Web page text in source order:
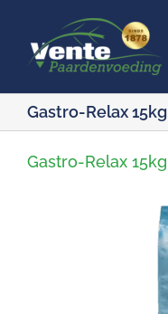
inhoud
Gastro-Relax 15kg
Gastro-Relax 15kg